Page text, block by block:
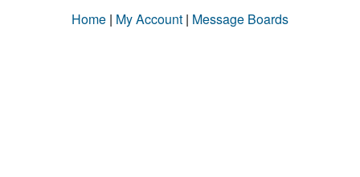
Home | My Account | Message Boards